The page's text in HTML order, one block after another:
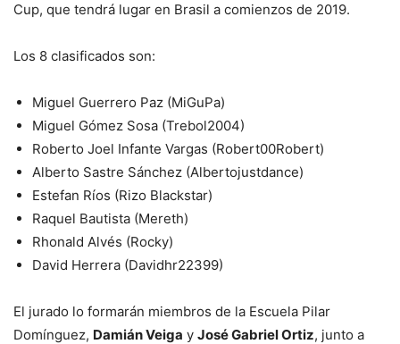
Cup, que tendrá lugar en Brasil a comienzos de 2019.
Los 8 clasificados son:
Miguel Guerrero Paz (MiGuPa)
Miguel Gómez Sosa (Trebol2004)
Roberto Joel Infante Vargas (Robert00Robert)
Alberto Sastre Sánchez (Albertojustdance)
Estefan Ríos (Rizo Blackstar)
Raquel Bautista (Mereth)
Rhonald Alvés (Rocky)
David Herrera (Davidhr22399)
El jurado lo formarán miembros de la Escuela Pilar
Domínguez, Damián Veiga y José Gabriel Ortiz, junto a